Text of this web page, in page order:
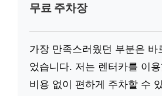
무료 주차장
가장 만족스러웠던 부분은 바
었습니다. 저는 렌터카를 이
비용 없이 편하게 주차할 수